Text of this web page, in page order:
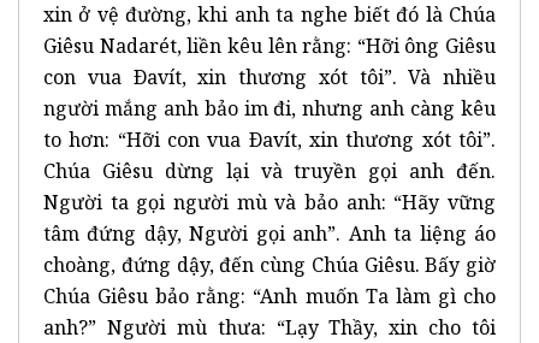
xin ở vệ đường, khi anh ta nghe biết đó là Chúa
Giêsu Nadarét, liền kêu lên rằng: “Hỡi ông Giêsu
con vua Ðavít, xin thương xót tôi”. Và nhiều
người mắng anh bảo im đi, nhưng anh càng kêu
to hơn: “Hỡi con vua Ðavít, xin thương xót tôi”.
Chúa Giêsu dừng lại và truyền gọi anh đến.
Người ta gọi người mù và bảo anh: “Hãy vững
tâm đứng dậy, Người gọi anh”. Anh ta liệng áo
choàng, đứng dậy, đến cùng Chúa Giêsu. Bấy giờ
Chúa Giêsu bảo rằng: “Anh muốn Ta làm gì cho
anh?” Người mù thưa: “Lạy Thầy, xin cho tôi